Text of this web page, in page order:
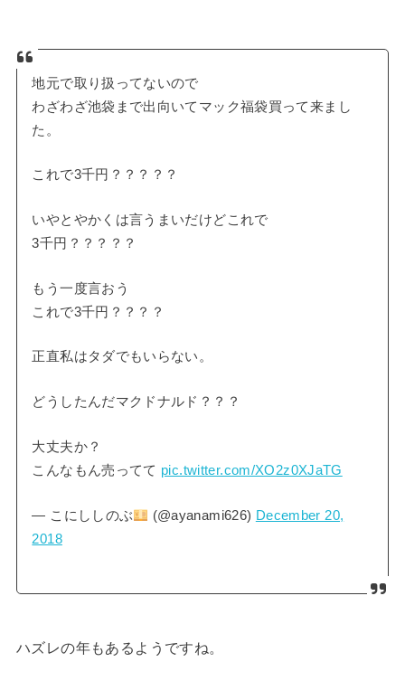
地元で取り扱ってないので
わざわざ池袋まで出向いてマック福袋買って来まし
た。
これで3千円？？？？？
いやとやかくは言うまいだけどこれで
3千円？？？？？
もう一度言おう
これで3千円？？？？
正直私はタダでもいらない。
どうしたんだマクドナルド？？？
大丈夫か？
こんなもん売ってて pic.twitter.com/XO2z0XJaTG
— こにししのぶ (@ayanami626) December 20,
2018
ハズレの年もあるようですね。